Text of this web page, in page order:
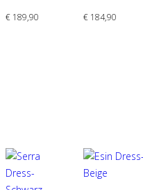
€ 189,90 €184,90